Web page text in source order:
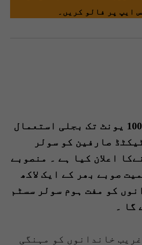
ایپ پر فالو کریں۔
سندھ حکومت نے 100 یونٹ تک بجلی استعمال
صارفین کو سولر
اعلان کیا ہے ۔ منصوبے
صوبے بھر کے ایک لاکھ
کو مفت ہوم سولر سسٹم
گا ۔
خاندانوں کو مہنگی